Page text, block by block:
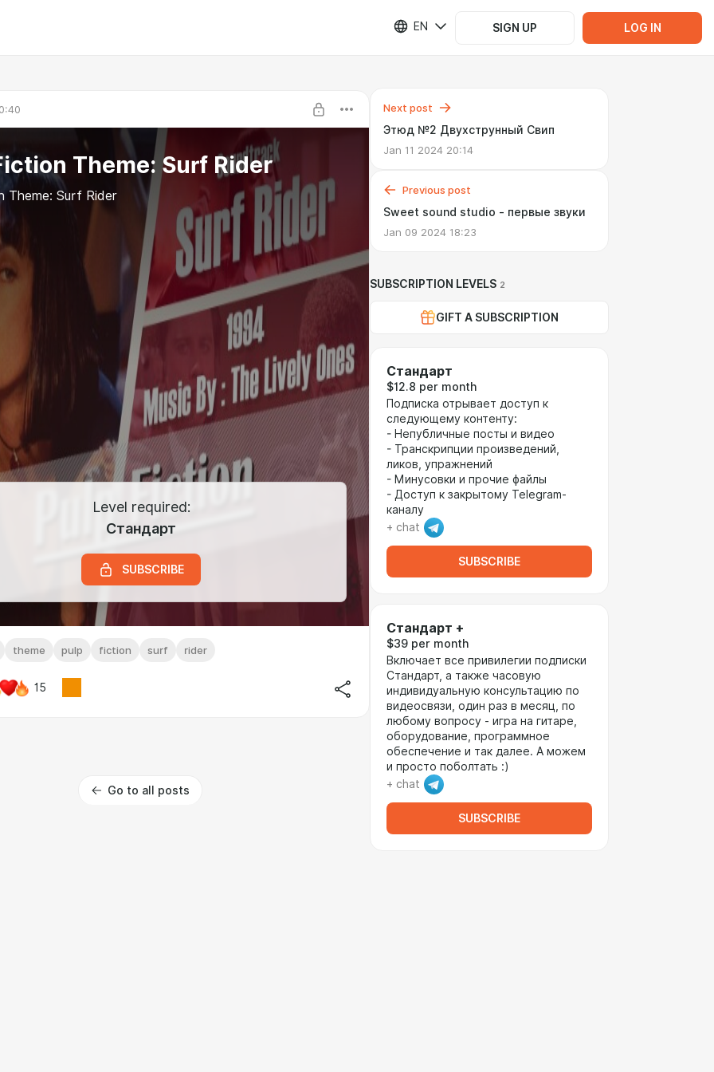
EN SIGN UP LOG IN
Theme: Surf Rider
Theme: Surf Rider
Level required:
Стандарт
SUBSCRIBE
theme pulp fiction surf rider
15
Go to all posts
Next post
Этюд №2 Двухструнный Свип
Jan 11 2024 20:14
Previous post
Sweet sound studio - первые звуки
Jan 09 2024 18:23
SUBSCRIPTION LEVELS 2
GIFT A SUBSCRIPTION
Стандарт
$12.8 per month
Подписка отрывает доступ к
следующему контенту:
- Непубличные посты и видео
- Транскрипции произведений,
ликов, упражнений
- Минусовки и прочие файлы
- Доступ к закрытому Telegram-
каналу
+ chat
SUBSCRIBE
Стандарт +
$39 per month
Включает все привилегии подписки
Стандарт, а также часовую
индивидуальную консультацию по
видеосвязи, один раз в месяц, по
любому вопросу - игра на гитаре,
оборудование, программное
обеспечение и так далее. А можем
и просто поболтать :)
+ chat
SUBSCRIBE